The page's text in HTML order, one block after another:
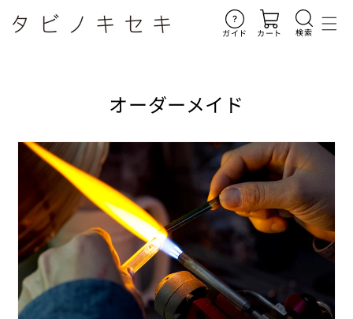
ンツに
進む
ガイド カート 検索
オーダーメイド